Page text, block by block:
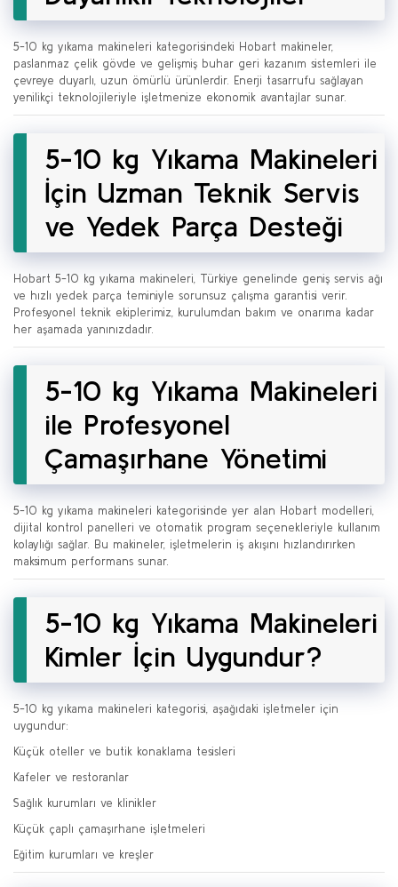
5-10 kg yıkama makineleri kategorisindeki Hobart makineler,
paslanmaz çelik gövde ve gelişmiş buhar geri kazanım sistemleri ile
çevreye duyarlı, uzun ömürlü ürünlerdir. Enerji tasarrufu sağlayan
yenilikçi teknolojileriyle işletmenize ekonomik avantajlar sunar.
5-10 kg Yıkama Makineleri
İçin Uzman Teknik Servis
ve Yedek Parça Desteği
Hobart 5-10 kg yıkama makineleri, Türkiye genelinde geniş servis ağı
ve hızlı yedek parça teminiyle sorunsuz çalışma garantisi verir.
Profesyonel teknik ekiplerimiz, kurulumdan bakım ve onarıma kadar
her aşamada yanınızdadır.
5-10 kg Yıkama Makineleri
ile Profesyonel
Çamaşırhane Yönetimi
5-10 kg yıkama makineleri kategorisinde yer alan Hobart modelleri,
dijital kontrol panelleri ve otomatik program seçenekleriyle kullanım
kolaylığı sağlar. Bu makineler, işletmelerin iş akışını hızlandırırken
maksimum performans sunar.
5-10 kg Yıkama Makineleri
Kimler İçin Uygundur?
5-10 kg yıkama makineleri kategorisi, aşağıdaki işletmeler için
uygundur:
Küçük oteller ve butik konaklama tesisleri
Kafeler ve restoranlar
Sağlık kurumları ve klinikler
Küçük çaplı çamaşırhane işletmeleri
Eğitim kurumları ve kreşler